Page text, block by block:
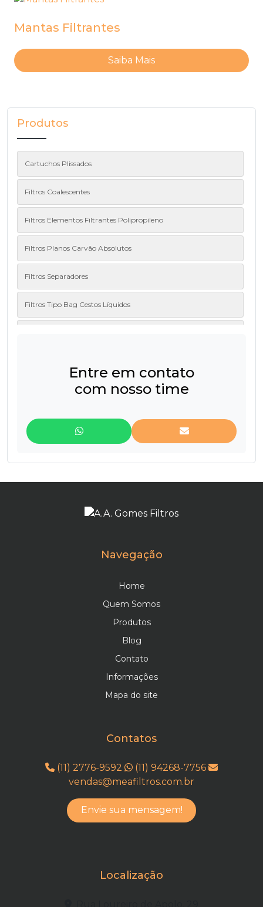
Mantas Filtrantes
Saiba Mais
Produtos
Cartuchos Plissados
Filtros Coalescentes
Filtros Elementos Filtrantes Polipropileno
Filtros Planos Carvão Absolutos
Filtros Separadores
Filtros Tipo Bag Cestos Líquidos
Mangas Plissadas
Mantas Filtrantes
Entre em contato
com nosso time
Navegação
Home
Quem Somos
Produtos
Blog
Contato
Informações
Mapa do site
Contatos
(11) 2776-9592
(11) 94268-7756
vendas@meafiltros.com.br
Envie sua mensagem!
Localização